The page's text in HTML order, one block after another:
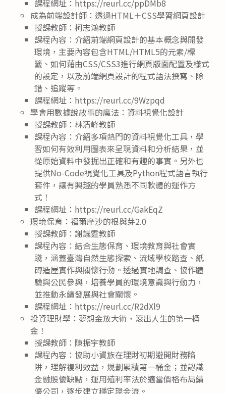
課程網址：https://reurl.cc/ppDMb8
成為前端設計師：透過HTML＋CSS學習網頁設計
授課教師：柯志鴻教師
課程內容：介紹前端網頁設計的基本概念與開發
環境，主要內容包含HTML/HTML5的元素/標
籤、如何藉由CSS/CSS3進行網頁版面配置及樣式
的設定，以及前端網頁設計的程式語法撰寫、除
錯、追蹤等。
課程網址：https://reurl.cc/9Wzpqd
學會用數據說故事的魔法：資料視覺化設計
授課教師：林清峰教師
課程內容：介紹多項熱門的資料視覺化工具，學
習如何有效利用圖表來呈現資料和分析結果，並
從原始資料中發掘出正確和有趣的事實。另外也
提供No-Code視覺化工具及Python程式語言執行
套件，讓有興趣的學員熟悉不同軟體的運作方
式！
課程網址：https://reurl.cc/GakEqZ
環境保育：福爾摩沙的根與芽2.0
授課教師：謝議霆教師
課程內容：結合生態保育、環境教育與社會實
踐，涵蓋臺灣自然生態探索、流域學校踏查、紙
磚造屋實作與關懷行動。透過實地調查、協作體
驗與公民參與，培養學員的環境意識與行動力，
並推動永續發展與社會關懷。
課程網址：https://reurl.cc/R2dXl9
投資理財學：夢想金放大術，滾出人生的第一桶
金！
授課教師：陳振宇教師
課程內容：協助小資族在理財初期避開財務陷
阱，理解複利效益，規劃累積第一桶金；並認識
金融股優缺點，運用殖利率法於適當價格布局績
優公司，逐步建立穩定現金流。